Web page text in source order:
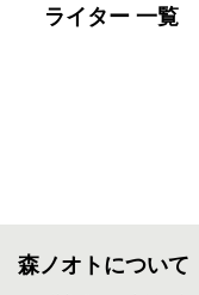
ライター 一覧
森ノオトについて